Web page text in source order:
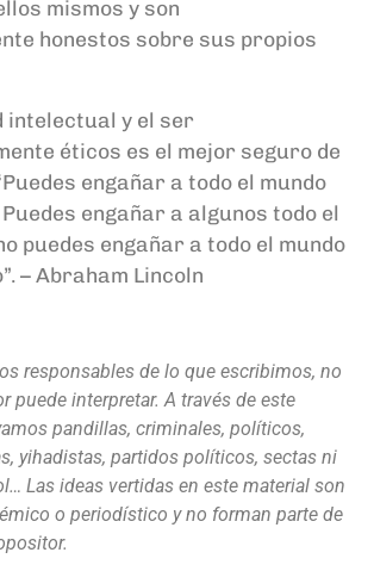
mismos y son
honestos sobre sus propios
intelectual y el ser
éticos es el mejor seguro de
engañar a todo el mundo
engañar a algunos todo el
puedes engañar a todo el mundo
– Abraham Lincoln
responsables de lo que escribimos, no
puede interpretar. A través de este
pandillas, criminales, políticos,
yihadistas, partidos políticos, sectas ni
Las ideas vertidas en este material son
o periodístico y no forman parte de